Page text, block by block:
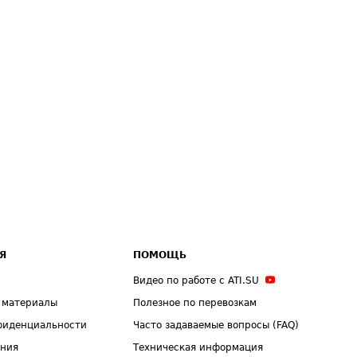
ПОМОЩЬ
Видео по работе с ATI.SU
Полезное по перевозкам
Часто задаваемые вопросы (FAQ)
Техническая информация